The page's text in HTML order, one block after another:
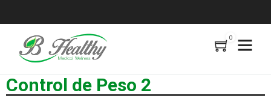
0
Control de Peso 2